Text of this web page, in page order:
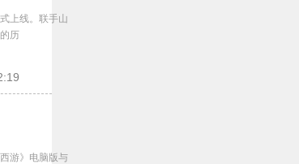
上线。联手山
历
游》电脑版与